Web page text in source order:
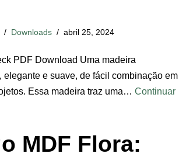
Downloads abril 25, 2024
PDF Download Uma madeira
elegante e suave, de fácil combinação em
Essa madeira traz uma… Continuar
MDF Flora: